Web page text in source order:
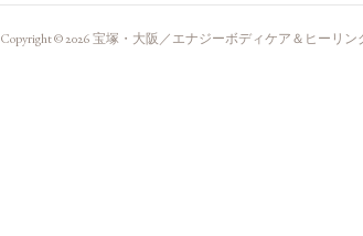
Copyright ©2026宝塚・大阪／エナジーボディケア＆ヒーリ